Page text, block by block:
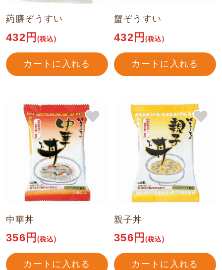
葯膳ぞうすい
432円(税込)
カートに入れる
蟹ぞうすい
432円(税込)
カートに入れる
中華丼
356円(税込)
カートに入れる
親子丼
356円(税込)
カートに入れる